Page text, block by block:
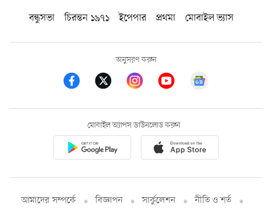
বন্ধুসভা
চিরন্তন ১৯৭১ ইপেপার প্রথমা মোবাইল ভ্যাস
অনুসরণ করুন
মোবাইল অ্যাপস ডাউনলোড করুন
আমাদের সম্পর্কে বিজ্ঞাপন সার্কুলেশন নীতি ও শর্ত